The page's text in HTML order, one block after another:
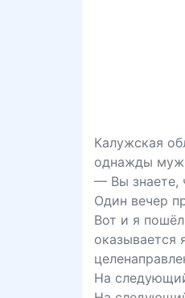
Калужская
однажды
— Вы знаете,
Один вечер
Вот и я
оказывается
На